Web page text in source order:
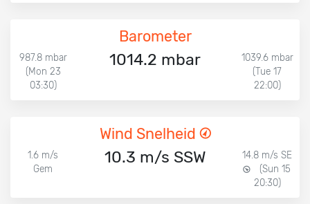
Barometer
987.8 mbar
(Mon 23
03:30)
1014.2 mbar
1039.6 mbar
(Tue 17
22:00)
Wind Snelheid
1.6 m/s
Gem
10.3 m/s SSW
14.8 m/s SE
(Sun 15
20:30)